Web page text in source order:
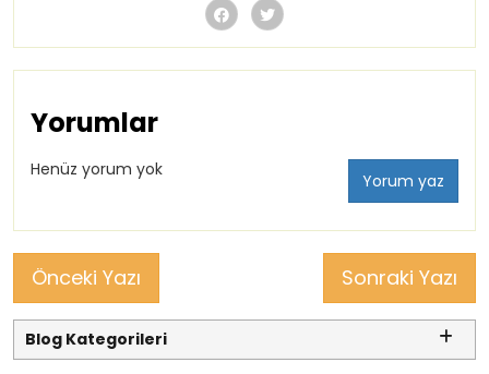
Yorumlar
Henüz yorum yok
Yorum yaz
Önceki Yazı Sonraki Yazı
Blog Kategorileri